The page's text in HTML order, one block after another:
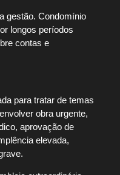
gestão. Condomínio
longos períodos
contas e
para tratar de temas
obra urgente,
aprovação de
elevada,